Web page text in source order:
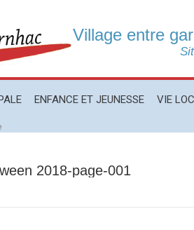
Village entre
ENFANCE ET JEUNESSE VIE
2018-page-001
ENFANCE ET JEUNESSE VIE LOCALE